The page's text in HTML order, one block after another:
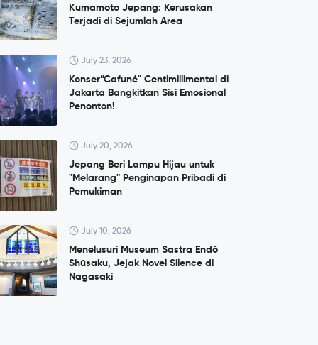
Kumamoto Jepang: Kerusakan
Terjadi di Sejumlah Area
July 23, 2026
Konser”Cafuné" Centimillimental di
Jakarta Bangkitkan Sisi Emosional
Penonton!
July 20, 2026
Jepang Beri Lampu Hijau untuk
"Melarang" Penginapan Pribadi di
Pemukiman
July 10, 2026
Menelusuri Museum Sastra Endō
Shūsaku, Jejak Novel Silence di
Nagasaki